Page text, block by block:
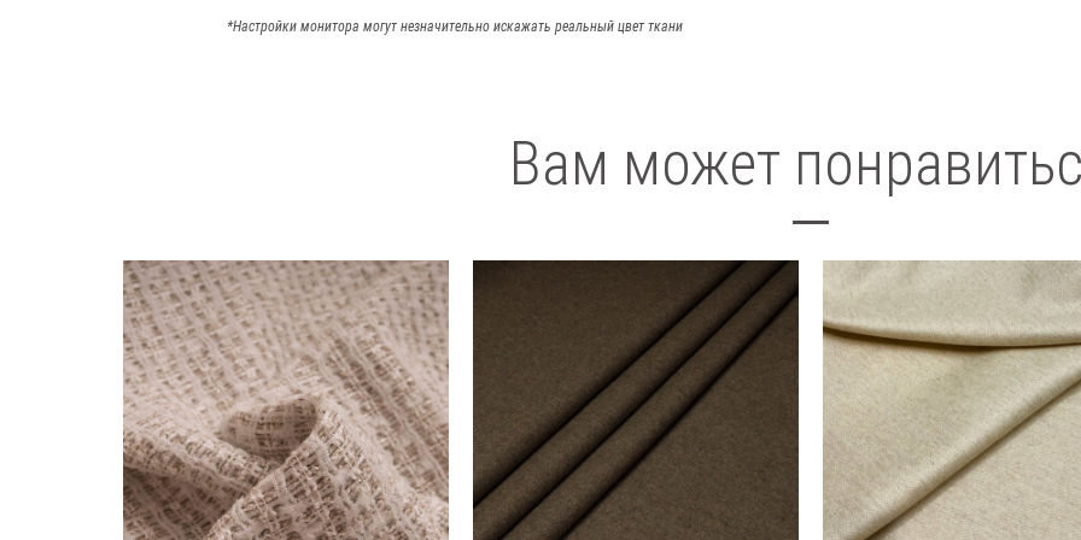
*Настройки монитора могут незначительно искажать реальный цвет ткани
Вам может